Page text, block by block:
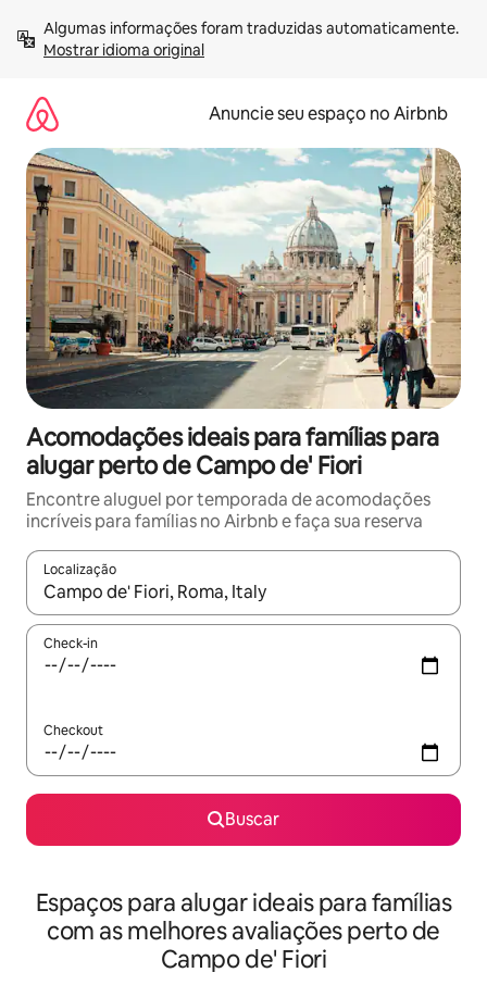
para
Mostrar idioma original
Anuncie seu espaço no Airbnb
Acomodações ideais para famílias para
alugar perto de Campo de' Fiori
Encontre aluguel por temporada de acomodações
incríveis para famílias no Airbnb e faça sua reserva
Localização
Quando os resultados estiverem disponíveis, explore-os
Check-in
Checkout
Buscar
Espaços para alugar ideais para famílias
com as melhores avaliações perto de
Campo de' Fiori